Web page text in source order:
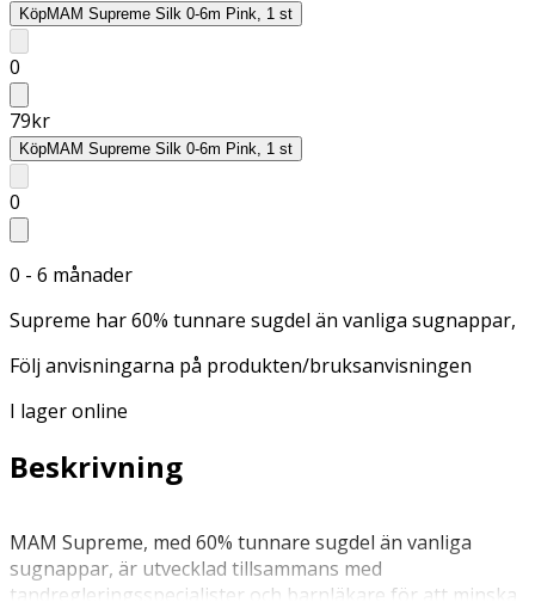
KöpMAM Supreme Silk 0-6m Pink, 1 st
0
79kr
KöpMAM Supreme Silk 0-6m Pink, 1 st
0
0 - 6 månader
Supreme har 60% tunnare sugdel än vanliga sugnappar,
Följ anvisningarna på produkten/bruksanvisningen
I lager online
Beskrivning
MAM Supreme, med 60% tunnare sugdel än vanliga
sugnappar, är utvecklad tillsammans med
tandregleringsspecialister och barnläkare för att minska